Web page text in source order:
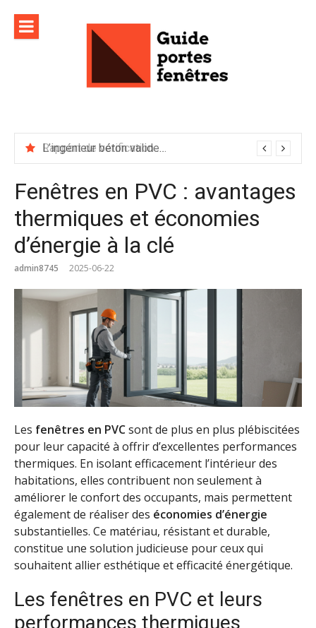
contenu
L’ingénieur béton valide-t-il les plans d’exécution ?
Fenêtres en PVC : avantages
thermiques et économies
d’énergie à la clé
admin8745 2025-06-22
Les fenêtres en PVCsont de plus en plus plébiscitées
pour leur capacité à offrir d’excellentes performances
thermiques. En isolant efficacement l’intérieur des
habitations, elles contribuent non seulement à
améliorer le confort des occupants, mais permettent
également de réaliser des économies d’énergie
substantielles. Ce matériau, résistant et durable,
constitue une solution judicieuse pour ceux qui
souhaitent allier esthétique et efficacité énergétique.
Les fenêtres en PVC et leurs
performances thermiques